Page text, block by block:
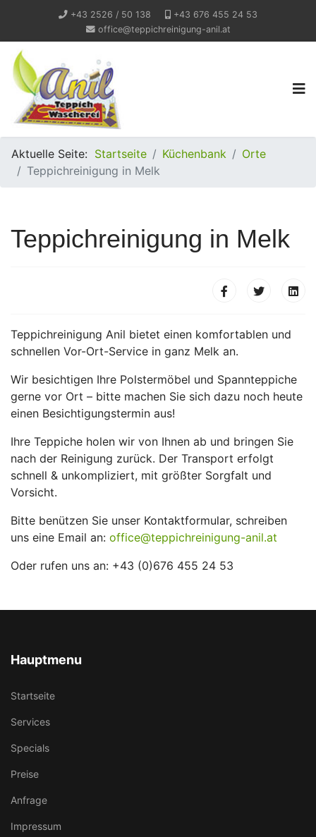
+43 2526 / 50 138
+43 676 455 24 53
office@teppichreinigung-anil.at
Aktuelle Seite: Startseite Küchenbank
Orte
Teppichreinigung in Melk
Teppichreinigung in Melk
Teppichreinigung Anil bietet einen komfortablen und
schnellen Vor-Ort-Service in ganz Melk an.
Wir besichtigen Ihre Polstermöbel und Spannteppiche
gerne vor Ort – bitte machen Sie sich dazu noch heute
einen Besichtigungstermin aus!
Ihre Teppiche holen wir von Ihnen ab und bringen Sie
nach der Reinigung zurück. Der Transport erfolgt
schnell & unkompliziert, mit größter Sorgfalt und
Vorsicht.
Bitte benützen Sie unser Kontaktformular, schreiben
uns eine Email an: office@teppichreinigung-anil.at
Oder rufen uns an: +43 (0)676 455 24 53
Hauptmenu
Startseite
Services
Specials
Preise
Anfrage
Impressum